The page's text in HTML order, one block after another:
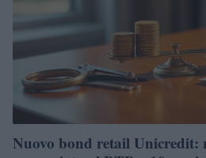
Nuovo bond retail Unicredit: